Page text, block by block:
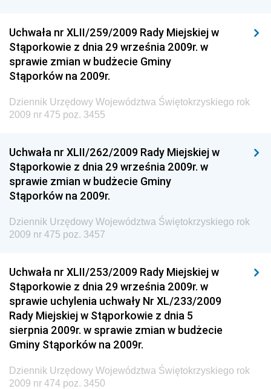
Dziennik Urzędowy Ministerstwa Kultury, Dziedzictwa
Narodowego i Sportu
Dziennik Urzędowy Ministra Finansów, Funduszy i
Dziennik Urzędowy Ministra Rozwoju, Pracy i
Dziennik Urzędowy Ministra Kultury, Dziedzictwa
Narodowego i Sportu
Dziennik Urzędowy Ministra Rodziny i Polityki
Społecznej
Dziennik Urzędowy Komendy Głównej Straży
Granicznej
Drogowego
Dziennik Urzędowy Narodowego Banku Polskiego
Dziennik Urzędowy Komendy Głównej Policji
Dziennik Urzędowy Ministra Pracy i Polityki
Społecznej
Dziennik Urzędowy Ministra Transportu, Budownictwa
i Gospodarki Morskiej
Uchwała nr XLII/259/2009 Rady Miejskiej w
Stąporkowie z dnia 29 września 2009r. w
sprawie zmian w budżecie Gminy
Stąporków na 2009r.
Dziennik Urzędowy Województwa Świętokrzyskiego rok
2009 nr 475 poz. 3455
Uchwała nr XLII/262/2009 Rady Miejskiej w
Stąporkowie z dnia 29 września 2009r. w
sprawie zmian w budżecie Gminy
Stąporków na 2009r.
Dziennik Urzędowy Województwa Świętokrzyskiego rok
2009 nr 475 poz. 3457
Uchwała nr XLII/253/2009 Rady Miejskiej w
Stąporkowie z dnia 29 września 2009r. w
sprawie uchylenia uchwały Nr XL/233/2009
Rady Miejskiej w Stąporkowie z dnia 5
sierpnia 2009r. w sprawie zmian w budżecie
Gminy Stąporków na 2009r.
Dziennik Urzędowy Województwa Świętokrzyskiego rok
2009 nr 474 poz. 3450